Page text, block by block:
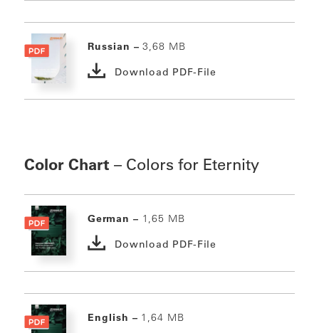
Russian –3,68 MB
Download PDF-File
Color Chart – Colors for Eternity
German – 1,65 MB
Download PDF-File
English – 1,64 MB